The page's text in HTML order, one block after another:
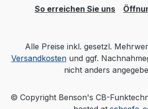
So erreichen Sie uns
Alle Preise inkl. gesetzl.
Versandkostenund ggf.
nicht anders
© Copyright Benson's CB-